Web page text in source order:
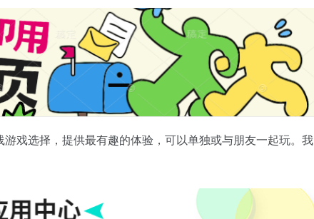
戏选择，提供最有趣的体验，可以单独或与朋友一起玩。我